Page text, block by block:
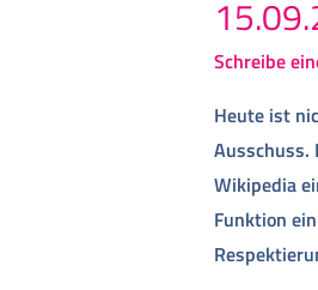
Schreibe
Heute ist
Ausschuss.
Wikipedia
Funktion